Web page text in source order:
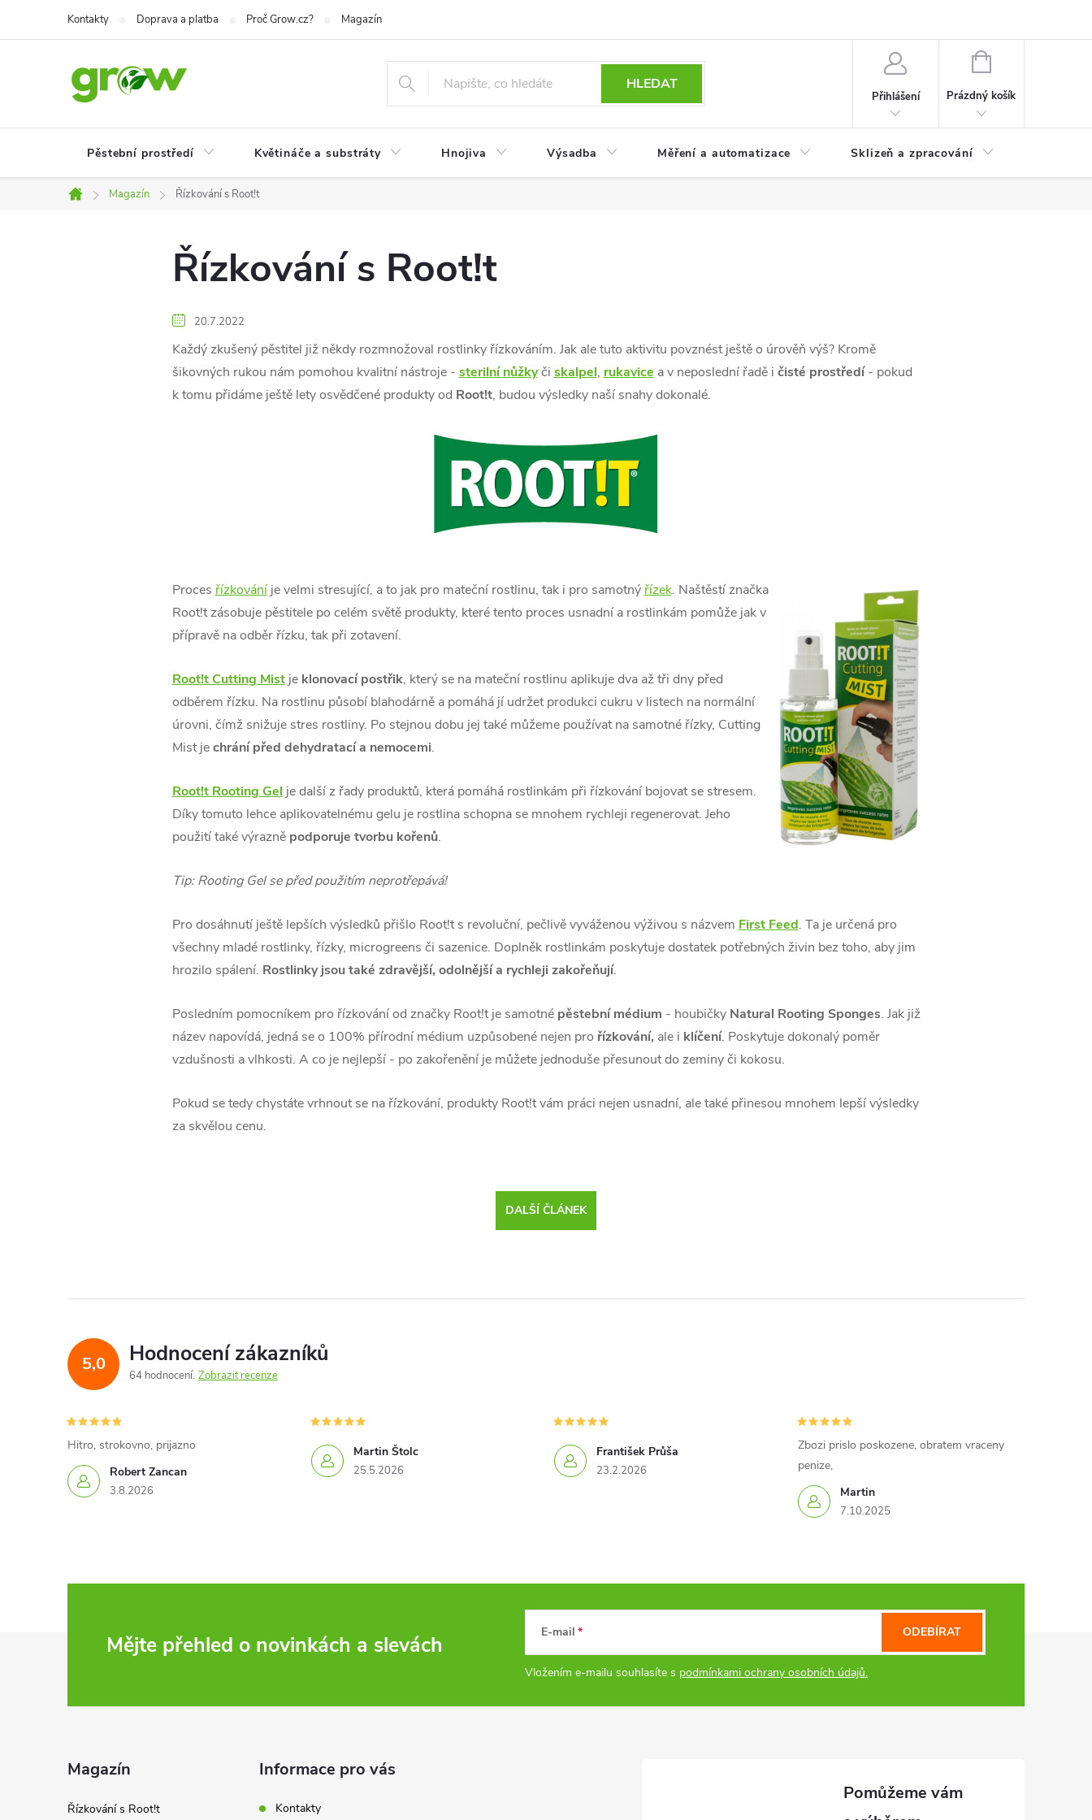
Kontakty Doprava a platba Proč Grow.cz? Magazín
HLEDAT
Přihlášení
NÁKUPNÍ
Prázdný košík
Pěstební prostředí Květináče a substráty Hnojiva Výsadba Měření a automatizace Sklizeň a zpracování
Domů
Magazín Řízkování s Root!t
Řízkování s Root!t
20.7.2022
Každý zkušený pěstitel již někdy rozmnožoval rostlinky řízkováním. Jak ale tuto aktivitu povznést ještě o úrověň výš? Kromě
šikovných rukou nám pomohou kvalitní nástroje - sterilní nůžkyči skalpel, rukavice a v neposlední řadě i čisté prostředí- pokud
k tomu přidáme ještě lety osvědčené produkty od Root!t, budou výsledky naší snahy dokonalé.
Proces řízkováníje velmi stresující, a to jak pro mateční rostlinu, tak i pro samotný řízek. Naštěstí značka
Root!t zásobuje pěstitele po celém světě produkty, které tento proces usnadní a rostlinkám pomůže jak v
přípravě na odběr řízku, tak při zotavení.
Root!t Cutting Mistje klonovací postřik, který se na mateční rostlinu aplikuje dva až tři dny před
odběrem řízku. Na rostlinu působí blahodárně a pomáhá jí udržet produkci cukru v listech na normální
úrovni, čímž snižuje stres rostliny. Po stejnou dobu jej také můžeme používat na samotné řízky, Cutting
Mist jechrání před dehydratací a nemocemi.
Root!t Rooting Gel je další z řady produktů, která pomáhá rostlinkám při řízkováníbojovat se stresem.
Díky tomuto lehce aplikovatelnému gelu je rostlina schopna se mnohem rychleji regenerovat. Jeho
použití také výrazně podporuje tvorbu kořenů.
Tip: Rooting Gel se před použitím neprotřepává!
Pro dosáhnutí ještě lepších výsledků přišlo Root!t s revoluční, pečlivě vyváženou výživou s názvem First Feed. Ta je určená pro
všechny mladé rostlinky, řízky, microgreens či sazenice. Doplněk rostlinkám poskytuje dostatek potřebných živin bez toho, aby jim
hrozilo spálení. Rostlinky jsou také zdravější, odolnější a rychleji zakořeňují.
Posledním pomocníkem pro řízkování od značky Root!t je samotné pěstební médium - houbičky Natural Rooting Sponges. Jak již
název napovídá, jedná se o 100% přírodní médium uzpůsobené nejen pro řízkování, ale i klíčení. Poskytuje dokonalý poměr
vzdušnosti a vlhkosti. A co je nejlepší - po zakořenění je můžete jednoduše přesunout do zeminy či kokosu.
Pokud se tedy chystáte vrhnout se na řízkování, produkty Root!t vám práci nejen usnadní, ale také přinesou mnohem lepší výsledky
za skvělou cenu.
DALŠÍ ČLÁNEK
5,0 Hodnocení zákazníků
64 hodnocení Zobrazit recenze
Robert Zancan
3.8.2026
Hitro, strokovno, prijazno Martin Štolc
25.5.2026
František Průša
23.2.2026
Martin
7.10.2025
Zbozi prislo poskozene, obratem vraceny
penize,
Mějte přehled o novinkách a slevách E-mail
Vložením e-mailu souhlasíte s podmínkami ochrany osobních údajů.
ODEBÍRAT
Magazín
Řízkování s Root!t
Informace pro vás
Kontakty